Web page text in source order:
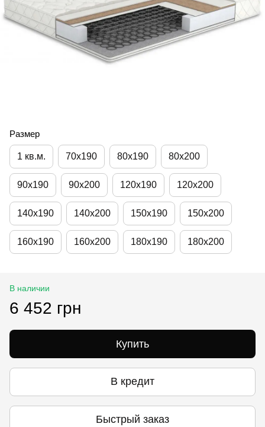
Размер
1 кв.м. 70х190 80х190 80х200
90х190 90х200 120х190 120х200
140х190 140х200 150х190 150х200
160х190 160х200 180х190 180х200
В наличии
6 452 грн
Купить
В кредит
Быстрый заказ